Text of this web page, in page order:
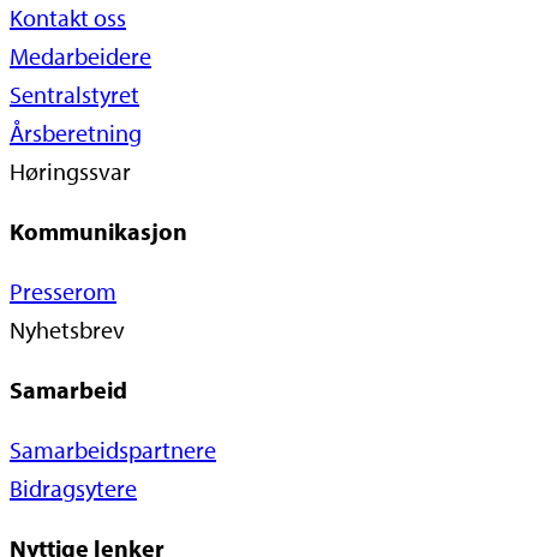
Kontakt oss
Medarbeidere
Sentralstyret
Årsberetning
Høringssvar
Kommunikasjon
Presserom
Nyhetsbrev
Samarbeid
Samarbeidspartnere
Bidragsytere
Nyttige lenker